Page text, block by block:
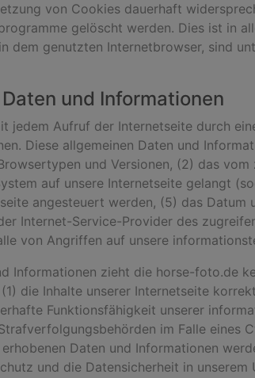
von Cookies dauerhaft
gelöscht werden. Dies ist in
dem genutzten Internetbrowser, sind
und Informationen
jedem Aufruf der Internetseite durch
Diese allgemeinen Daten und
und Versionen, (2) das
auf unsere Internetseite gelangt
angesteuert werden, (5) das
Internet-Service-Provider des
von Angriffen auf unsere
Informationen zieht die horse-foto.de
die Inhalte unserer Internetseite
Funktionsfähigkeit unserer
im Falle eines
Daten und Informationen
und die Datensicherheit in